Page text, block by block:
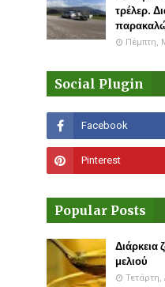
τρέλερ.
Πέμπτη,
Social Plugin
Popular Posts
Διάρκεια
μελιού
Τετάρτη,